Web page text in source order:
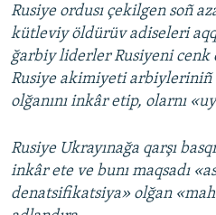
Rusiye ordusı çekilgen soñ
kütleviy öldürüv adiseleri
ğarbiy liderler Rusiyeni cenk
Rusiye akimiyeti arbiyleriniñ
olğanını inkâr etip, olarnı
Rusiye Ukrayınağa qarşı
inkâr ete ve bunı maqsadı
denatsifikatsiya» olğan